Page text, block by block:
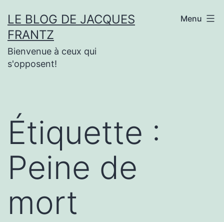
au
contenu
LE BLOG DE JACQUES
FRANTZ
Bienvenue à ceux qui
s'opposent!
Menu
Étiquette :
Peine de
mort